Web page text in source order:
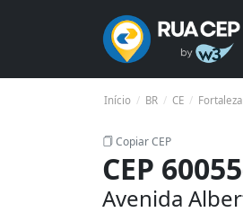
Início BR CE Fortaleza
Copiar CEP
CEP
Avenida